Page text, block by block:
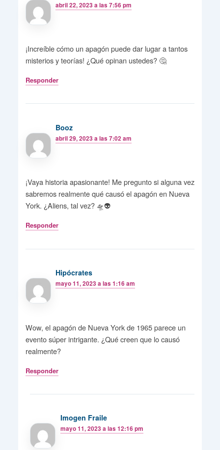
abril 22, 2023 a las 7:56 pm
¡Increíble cómo un apagón puede dar lugar a tantos
misterios y teorías! ¿Qué opinan ustedes? 🤔
Responder
Booz
abril 29, 2023 a las 7:02 am
¡Vaya historia apasionante! Me pregunto si alguna vez
sabremos realmente qué causó el apagón en Nueva
York. ¿Aliens, tal vez? 🛸👽
Responder
Hipócrates
mayo 11, 2023 a las 1:16 am
Wow, el apagón de Nueva York de 1965 parece un
evento súper intrigante. ¿Qué creen que lo causó
realmente?
Responder
Imogen Fraile
mayo 11, 2023 a las 12:16 pm